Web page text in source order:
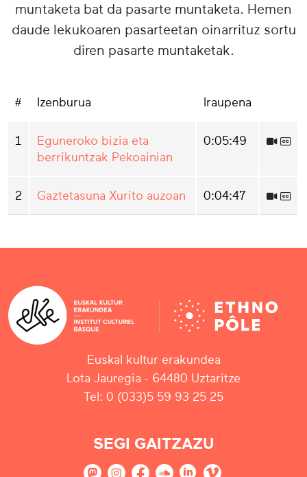
muntaketa bat da pasarte muntaketa. Hemen
daude lekukoaren pasarteetan oinarrituz sortu
diren pasarte muntaketak.
# Izenburua Iraupena
1
Eguneroko bizia eta
berrikuntzak Pekoainian
0:05:49
2 Gaztetasuna Xurito auzoan 0:04:47
Euskal kultur erakundea
Lota Jauregia - 64480 Uztaritze
Tel: 0 (033)5 59 93 25 25
SEGI GAITZAZU